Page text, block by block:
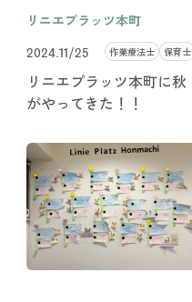
リニエプラッツ本町
2024.11/25 作業療法士 保育士
リニエプラッツ本町に秋
がやってきた！！